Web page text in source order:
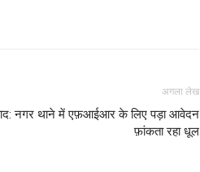
अगला लेख
नगर थाने में एफ़आईआर के लिए पड़ा आवेदन
फ़ांकता रहा धूल